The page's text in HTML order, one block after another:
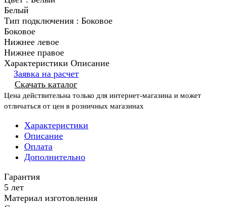
Белый
Тип подключения : Боковое
Боковое
Нижнее левое
Нижнее правое
Характеристики Описание
Заявка на расчет
Скачать каталог
Цена действительна только для интернет-магазина и может
отличаться от цен в розничных магазинах
Характеристики
Описание
Оплата
Дополнительно
Гарантия
5 лет
Материал изготовления